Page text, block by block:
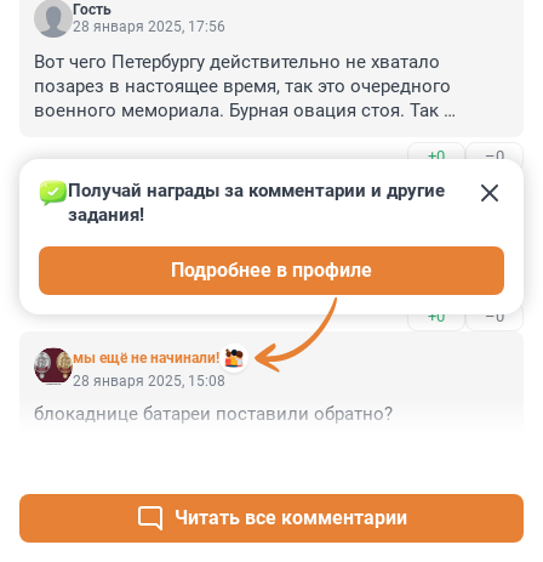
Гость
28 января 2025, 17:56
Вот чего Петербургу действительно не хватало
позарез в настоящее время, так это очередного
военного мемориала. Бурная овация стоя. Так
+0 –0
Гость
28 января 2025, 17:01
На мой взгляд, реконструировать "остров фортов"
гораздо прибыльнее. А тут профита не видно.
+0 –0
мы ещё не начинали!
Получай награды за комментарии и другие
задания!
Подробнее в профиле
28 января 2025, 15:08
блокаднице батареи поставили обратно?
Читать все комментарии